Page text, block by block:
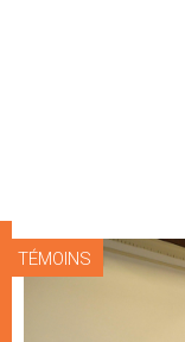
TÉMOINS